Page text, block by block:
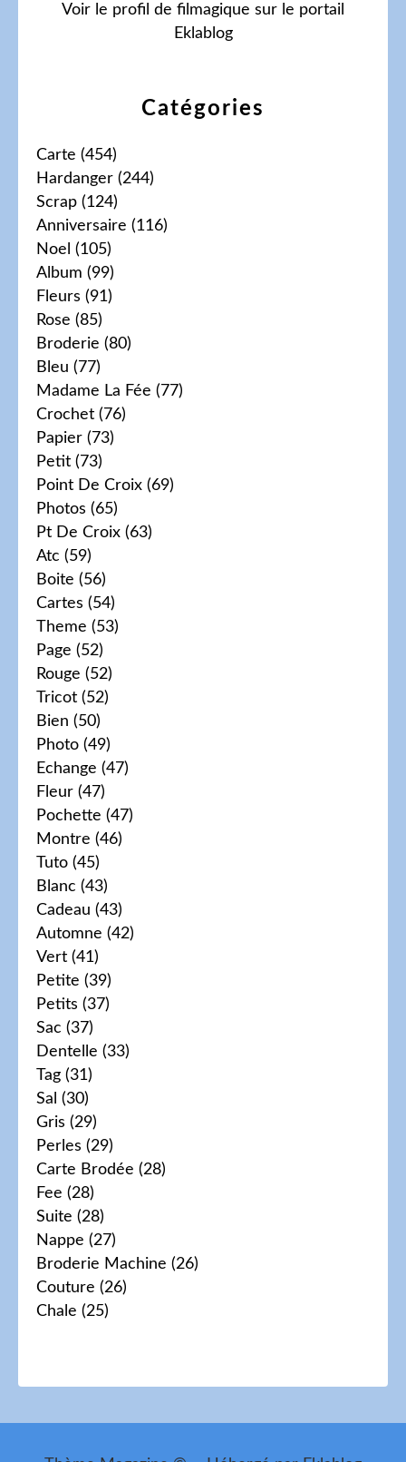
Catégories
Carte (454)
Hardanger (244)
Scrap (124)
Anniversaire (116)
Noel (105)
Album (99)
Fleurs (91)
Rose (85)
Broderie (80)
Bleu (77)
Madame La Fée (77)
Crochet (76)
Papier (73)
Petit (73)
Point De Croix (69)
Photos (65)
Pt De Croix (63)
Atc (59)
Boite (56)
Cartes (54)
Theme (53)
Page (52)
Rouge (52)
Tricot (52)
Bien (50)
Photo (49)
Echange (47)
Fleur (47)
Pochette (47)
Montre (46)
Tuto (45)
Blanc (43)
Cadeau (43)
Automne (42)
Vert (41)
Petite (39)
Petits (37)
Sac (37)
Dentelle (33)
Tag (31)
Sal (30)
Gris (29)
Perles (29)
Carte Brodée (28)
Fee (28)
Suite (28)
Nappe (27)
Broderie Machine (26)
Couture (26)
Chale (25)
Voir le profil de filmagique sur le portail
Eklablog